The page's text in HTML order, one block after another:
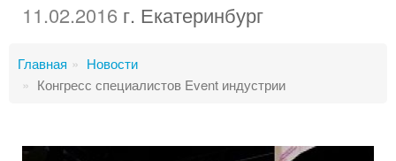
11.02.2016 г. Екатеринбург
Главная
Новости
Конгресс специалистов Event индустрии